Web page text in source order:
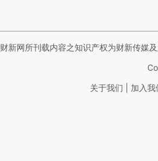
财新网所刊载内容之知识产权为财新传媒
关于我们 加入我